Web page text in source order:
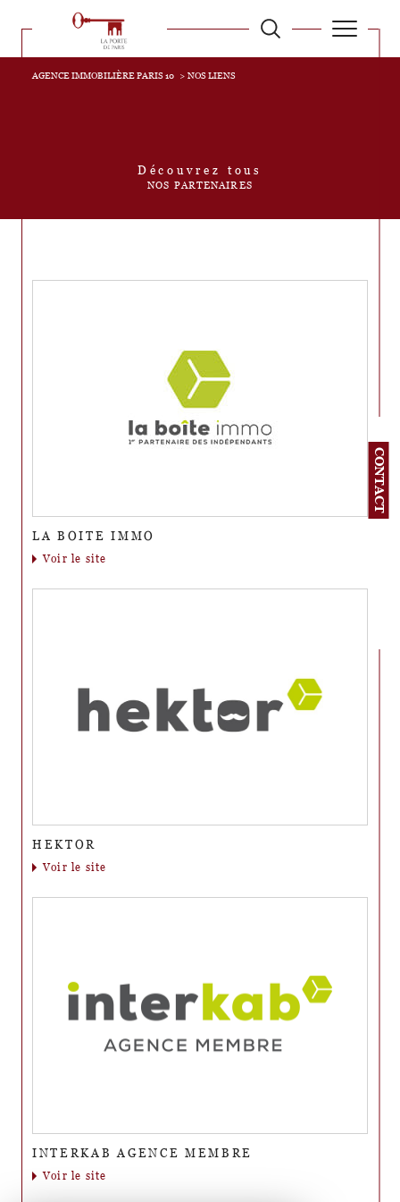
CONTACT
AGENCE IMMOBILIÈRE PARIS 10 NOS LIENS
Découvrez tous
NOS PARTENAIRES
LA BOITE IMMO
voir le site
HEKTOR
voir le site
INTERKAB AGENCE MEMBRE
voir le site